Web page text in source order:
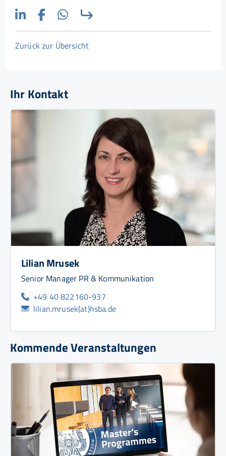
Zurück zur Übersicht
Ihr Kontakt
Lilian Mrusek
Senior Manager PR & Kommunikation
+49 40 822160-937
lilian.mrusek(at)hsba.de
Kommende Veranstaltungen